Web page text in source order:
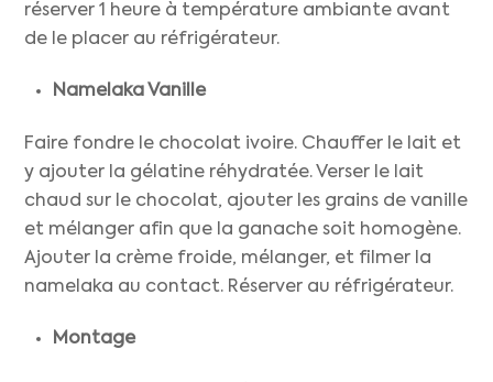
réserver 1 heure à température ambiante avant
de le placer au réfrigérateur.
Namelaka Vanille
Faire fondre le chocolat ivoire. Chauffer le lait et
y ajouter la gélatine réhydratée. Verser le lait
chaud sur le chocolat, ajouter les grains de vanille
et mélanger afin que la ganache soit homogène.
Ajouter la crème froide, mélanger, et filmer la
namelaka au contact. Réserver au réfrigérateur.
Montage